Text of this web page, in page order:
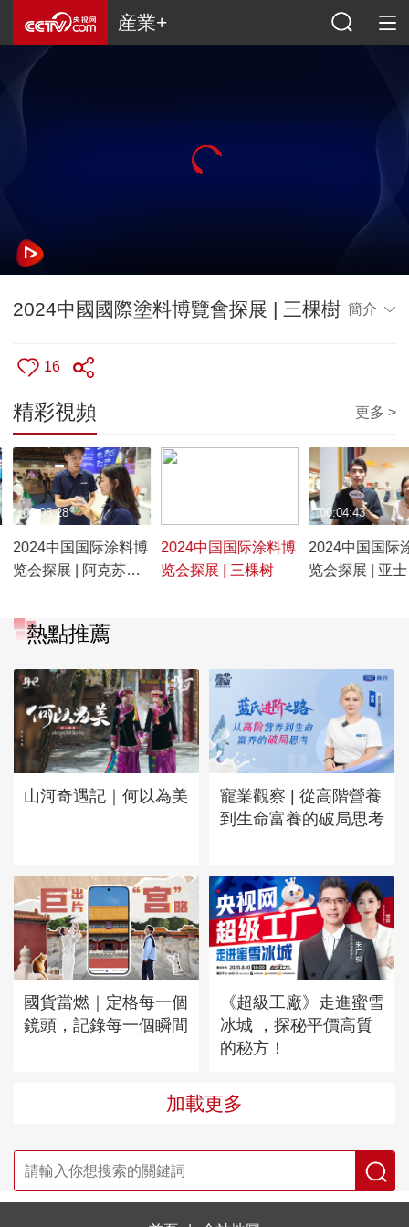
産業+
2024中國國際塗料博覽會探展 | 三棵樹 簡介
16
精彩視頻 更多 >
2024中国国际涂料博
览会探展 | 阿克苏诺
00:08:28
2024中国国际涂料博
览会探展 | 三棵树
2024中国国际
览会探展 | 亚士
00:04:43
熱點推薦
山河奇遇記｜何以為美
寵業觀察 | 從高階營養
到生命富養的破局思考
國貨當燃｜定格每一個
鏡頭，記錄每一個瞬間
《超級工廠》走進蜜雪
冰城 ，探秘平價高質
的秘方！
加載更多